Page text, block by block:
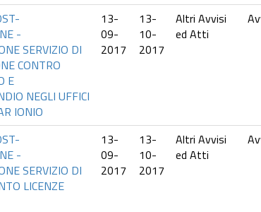
-
SERVIZIO DI
CONTRO
E
NEGLI UFFICI
IONIO
13-
09-
2017
13-
10-
2017
Altri Avvisi
ed Atti
-
SERVIZIO DI
LICENZE
13-
09-
2017
13-
10-
2017
Altri Avvisi
ed Atti